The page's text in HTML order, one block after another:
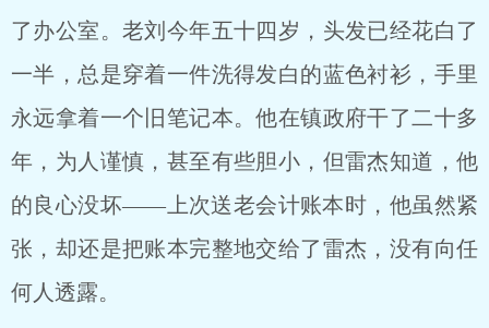
了办公室。老刘今年五十四岁，头发已经花白了
一半，总是穿着一件洗得发白的蓝色衬衫，手里
永远拿着一个旧笔记本。他在镇政府干了二十多
年，为人谨慎，甚至有些胆小，但雷杰知道，他
的良心没坏——上次送老会计账本时，他虽然紧
张，却还是把账本完整地交给了雷杰，没有向任
何人透露。